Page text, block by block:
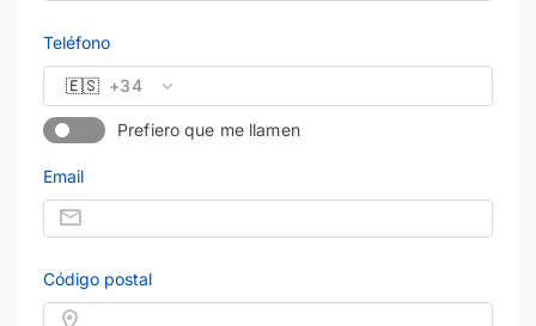
Teléfono
🇪🇸 +34
Prefiero que me llamen
Email
Código postal